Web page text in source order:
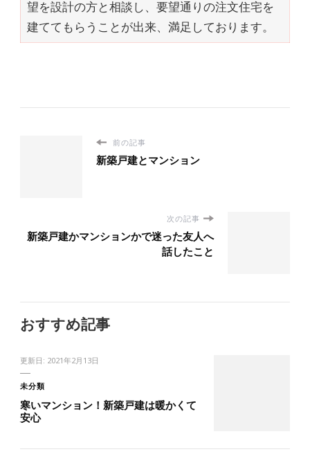
望を設計の方と相談し、要望通りの注文住宅を
建ててもらうことが出来、満足しております。
前の記事
新築戸建とマンション
次の記事
新築戸建かマンションかで迷った友人へ
話したこと
おすすめ記事
更新日: 2021年2月13日
未分類
寒いマンション！新築戸建は暖かくて
安心